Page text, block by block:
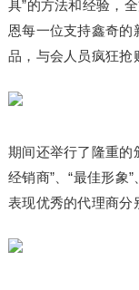
具”的方法和经验，
恩每一位支持鑫奇
品，与会人员疯狂抢
期间还举行了隆重的
经销商”、“最佳形象
表现优秀的代理商分